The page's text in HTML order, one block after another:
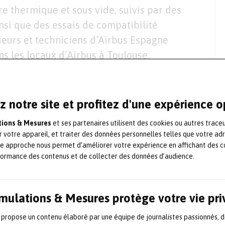
notre site et profitez d'une expérience
& Mesures et ses partenaires utilisent des cookies ou autres
votre appareil, et traiter des données personnelles telles que votre
approche nous permet d’améliorer votre expérience en affichant des
des contenus et de collecter des données d’audience.
& Mesures protège votre vie
un contenu élaboré par une équipe de journalistes passionnés,
thermique et sous vide, suivis par des
que des essais de compatibilité
et techniciens d’Airbus Espagne
les locaux d’Airbus à Toulouse.
sur le site de Madrid-Barajas à la mi-
essais fonctionnels. Sa compatibilité
également contrôlée. La revue de
pour l’ESA – pourra ensuite avoir lieu
lancement.Le lancement est prévu au
Vega depuis le centre spatial de
le satellite SEOSAT/Ingenio viendra
la Terre de l’Espagne et le satellite PAZ,
des images radar et optiques